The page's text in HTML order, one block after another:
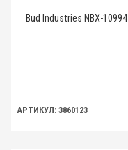
Bud Industries NBX-10994
АРТИКУЛ: 3860123